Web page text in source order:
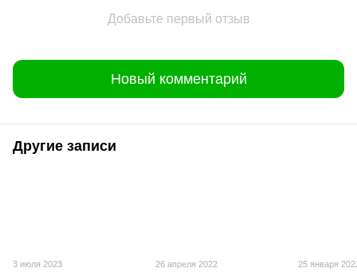
Добавьте первый отзыв
Новый комментарий
Другие записи
3 июля 2023 26 апреля 2022 25 января